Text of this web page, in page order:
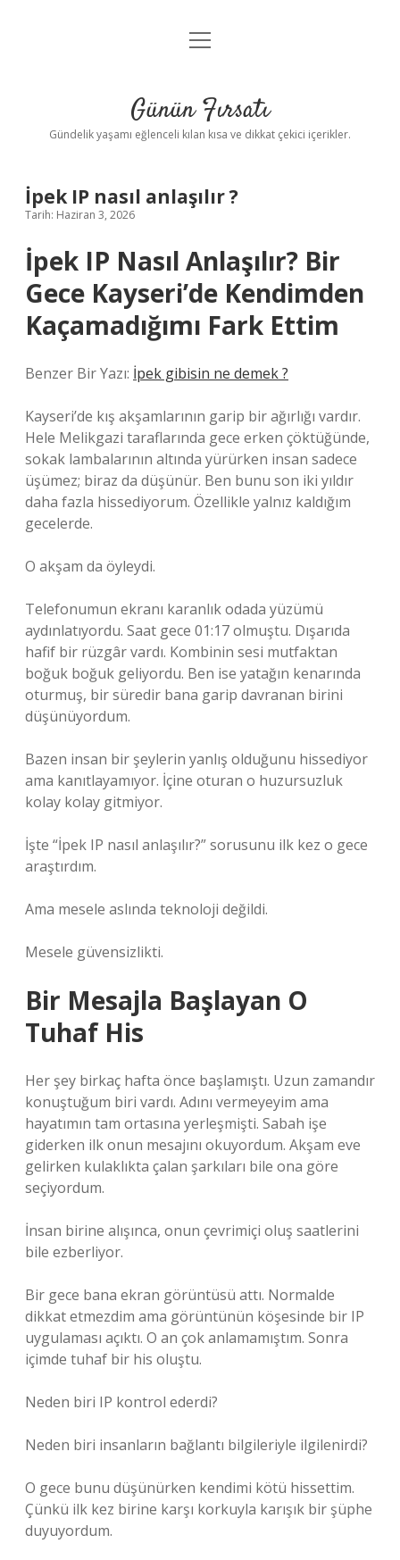
Anasayfa
Yasal Uyarı
menüyü
Günün Fırsatı
Gündelik yaşamı eğlenceli kılan kısa ve dikkat çekici içerikler.
İpek IP nasıl anlaşılır ?
Tarih: Haziran 3, 2026
İpek IP Nasıl Anlaşılır? Bir
Gece Kayseri’de Kendimden
Kaçamadığımı Fark Ettim
Benzer Bir Yazı: İpek gibisin ne demek ?
Kayseri’de kış akşamlarının garip bir ağırlığı vardır.
Hele Melikgazi taraflarında gece erken çöktüğünde,
sokak lambalarının altında yürürken insan sadece
üşümez; biraz da düşünür. Ben bunu son iki yıldır
daha fazla hissediyorum. Özellikle yalnız kaldığım
gecelerde.
O akşam da öyleydi.
Telefonumun ekranı karanlık odada yüzümü
aydınlatıyordu. Saat gece 01:17 olmuştu. Dışarıda
hafif bir rüzgâr vardı. Kombinin sesi mutfaktan
boğuk boğuk geliyordu. Ben ise yatağın kenarında
oturmuş, bir süredir bana garip davranan birini
düşünüyordum.
Bazen insan bir şeylerin yanlış olduğunu hissediyor
ama kanıtlayamıyor. İçine oturan o huzursuzluk
kolay kolay gitmiyor.
İşte “İpek IP nasıl anlaşılır?” sorusunu ilk kez o gece
araştırdım.
Ama mesele aslında teknoloji değildi.
Mesele güvensizlikti.
Bir Mesajla Başlayan O
Tuhaf His
Her şey birkaç hafta önce başlamıştı. Uzun zamandır
konuştuğum biri vardı. Adını vermeyeyim ama
hayatımın tam ortasına yerleşmişti. Sabah işe
giderken ilk onun mesajını okuyordum. Akşam eve
gelirken kulaklıkta çalan şarkıları bile ona göre
seçiyordum.
İnsan birine alışınca, onun çevrimiçi oluş saatlerini
bile ezberliyor.
Bir gece bana ekran görüntüsü attı. Normalde
dikkat etmezdim ama görüntünün köşesinde bir IP
uygulaması açıktı. O an çok anlamamıştım. Sonra
içimde tuhaf bir his oluştu.
Neden biri IP kontrol ederdi?
Neden biri insanların bağlantı bilgileriyle ilgilenirdi?
O gece bunu düşünürken kendimi kötü hissettim.
Çünkü ilk kez birine karşı korkuyla karışık bir şüphe
duyuyordum.